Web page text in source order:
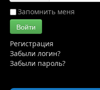
Контакты
Запомнить меня
Войти
Регистрация
Забыли логин?
Забыли пароль?